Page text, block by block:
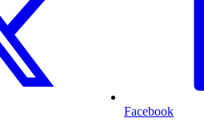
Facebook